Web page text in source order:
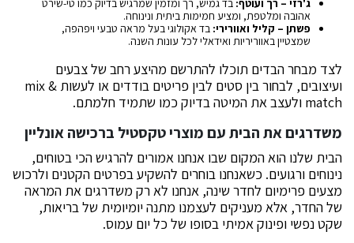
ג'רזי – רך ועוטף: בד גמיש, רך ומזמין שמרגיש בדיוק כמו טי-שירט
אהובה ומלטפת, ומציע חמימות ביתית ונינוחה.
פשתן – קליל ואוורירי: בד אקולוגי בעל מראה טבעי ויפהפה,
שמצטיין באווריריות ואידאלי לכל עונות השנה.
לצד מבחר הבדים תוכלו להתרשם מהיצע רחב של צבעים
ועיצובים, לבחור בין סטים לבין פריטים בודדים או לעשות mix &
match ולעצב את המיטה בדיוק כמו שתמיד חלמתם.
משדרגים את הבית עם מוצרי טקסטיל ברכישה אונליין
הבית שלנו הוא המקום שבו אנחנו אמורים להרגיש הכי בטוחים,
נינוחים ורגועים. כשאנחנו בוחרים להשקיע בפרטים הקטנים ולרכוש
מצעים פרימיום לחדר שינה, אנחנו לא רק משדרגים את המראה
של החדר, אלא מעניקים לעצמנו מתנה יומיומית של בריאות,
שקט נפשי ופינוק אמיתי בסופו של כל יום עמוס.